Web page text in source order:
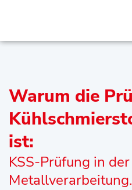
Warum die
ist:
KSS-Prüfung in der
Metallverarbeitung.